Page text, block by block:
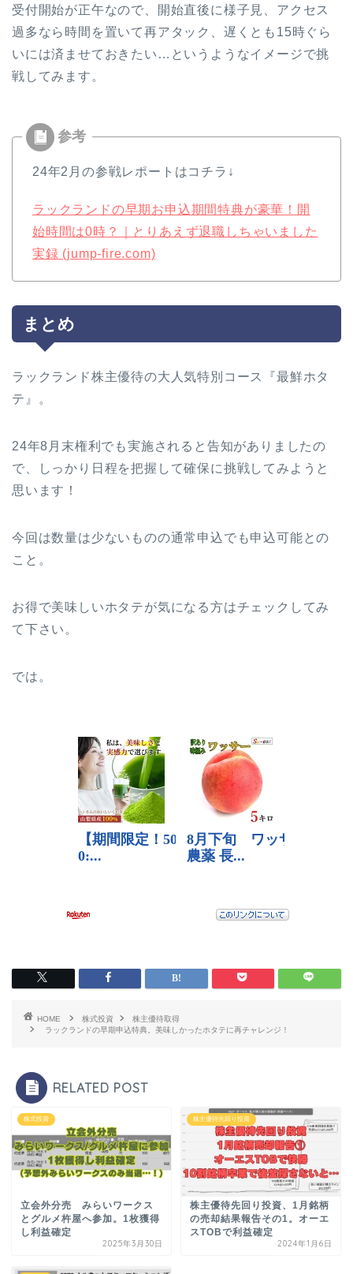
受付開始が正午なので、開始直後に様子見、アクセス
過多なら時間を置いて再アタック、遅くとも15時ぐら
いには済ませておきたい…というようなイメージで挑
戦してみます。
24年2月の参戦レポートはコチラ↓
ラックランドの早期お申込期間特典が豪華！開
始時間は0時？｜とりあえず退職しちゃいました
実録 (jump-fire.com)
まとめ
ラックランド株主優待の大人気特別コース『最鮮ホタ
テ』。
24年8月末権利でも実施されると告知がありましたの
で、しっかり日程を把握して確保に挑戦してみようと
思います！
今回は数量は少ないものの通常申込でも申込可能との
こと。
お得で美味しいホタテが気になる方はチェックしてみ
て下さい。
では。
HOME 株式投資
株主優待取得
ラックランドの早期申込特典。美味しかったホタテに再チャレンジ！
RELATED POST
株式投資
立会外分売 みらいワークス
とグルメ杵屋へ参加。1枚獲得
し利益確定
2025年3月30日
株主優待先回り投資
株主優待先回り投資、1月銘柄
の売却結果報告その1。オーエ
スTOBで利益確定
2024年1月6日